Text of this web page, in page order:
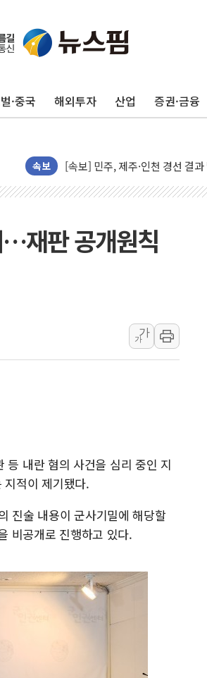
·중국 해외투자 산업 증권·금융
속보
울진·영덕 '호우특보'-포항 '산사
[종합] 김민석, 정청래에
김민석, 2주차 제주·인천 경선
[속보] 민주, 인천 경선 결과 발
[속보] 민주, 제주 경선 결과 발
美, 이란전 출구전략 만지작…공
강릉·동해·삼척 시간당 최대 50
여수 오동도 인근 해상서 모터
추미애, '위안부' 피해자 기림의
李대통령, ISA 개편 재검토 지
재판 공개원칙
가
가
내란 혐의 사건을 심리 중인 지
적이 제기됐다.
진술 내용이 군사기밀에 해당할
비공개로 진행하고 있다.